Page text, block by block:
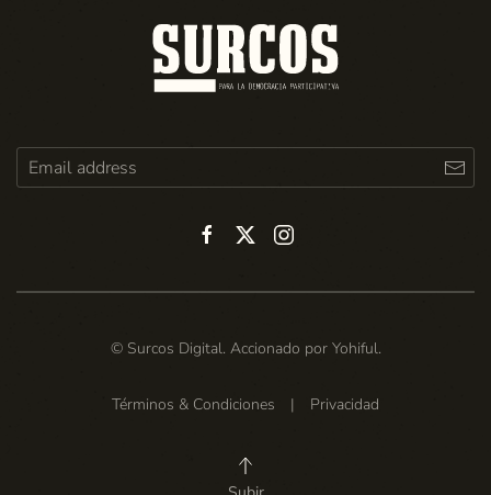
© Surcos Digital. Accionado por Yohiful.
Términos & Condiciones | Privacidad